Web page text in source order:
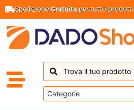
SpedizioneGratuita per tutti i prodotti